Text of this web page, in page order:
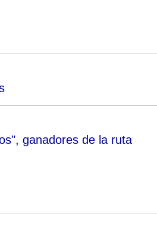
ganadores de la ruta